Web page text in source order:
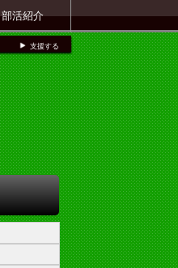
部活紹介
支援する